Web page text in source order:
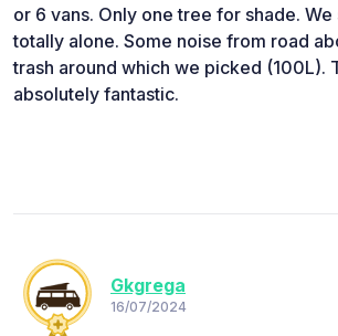
or 6 vans. Only one tree for shade.
totally alone. Some noise from road
trash around which we picked (100L).
absolutely fantastic.
Gkgrega
16/07/2024